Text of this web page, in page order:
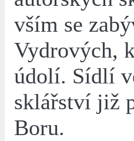
vším se
Vydrových,
údolí. Sídlí
sklářství již
Boru.